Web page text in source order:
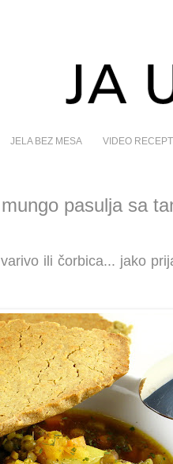
JELA BEZ MESA VIDEO
pasulja sa
ili čorbica... jako